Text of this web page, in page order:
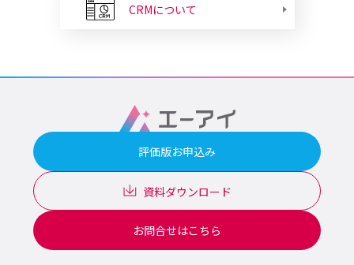
CRMについて
評価版お申込み
資料ダウンロード
お問合せはこちら